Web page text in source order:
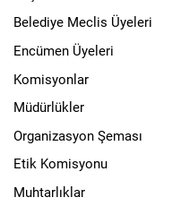
Belediye Meclis Üyeleri
Encümen Üyeleri
Komisyonlar
Müdürlükler
Organizasyon Şeması
Etik Komisyonu
Muhtarlıklar